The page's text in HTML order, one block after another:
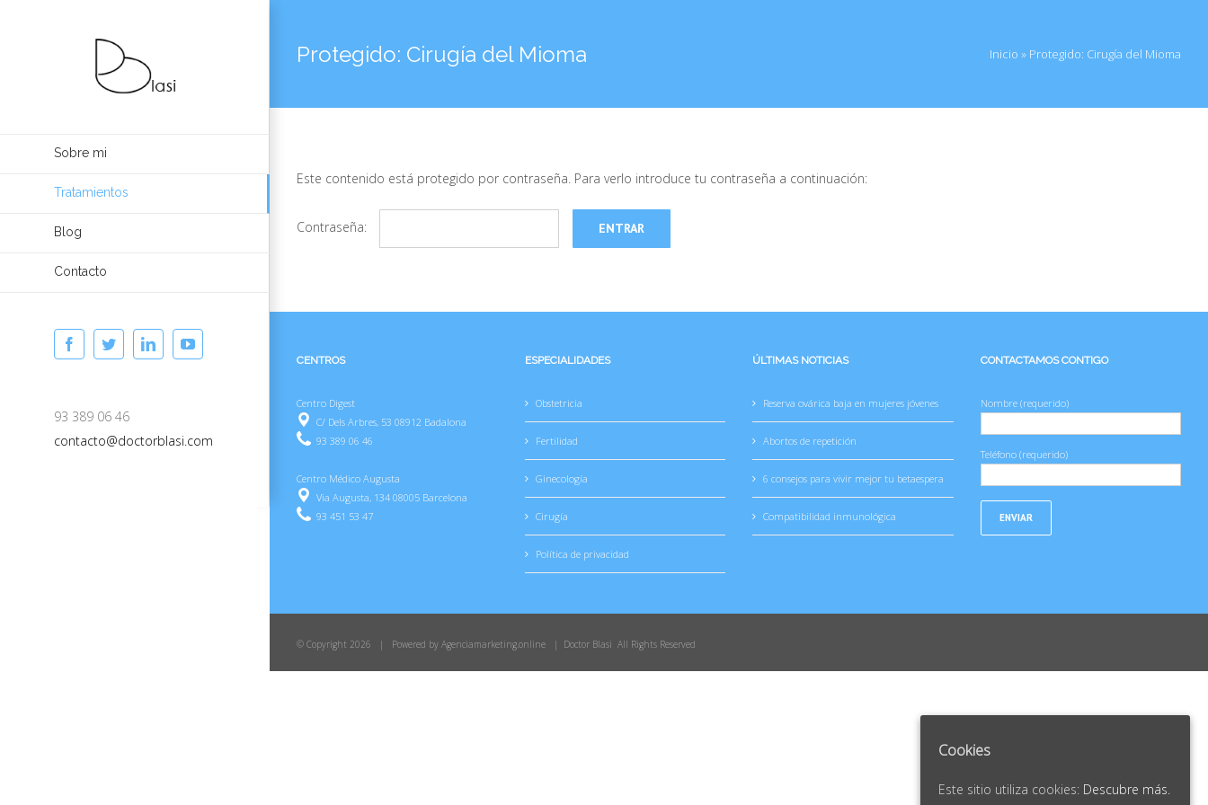
Sobre mi
Tratamientos
Blog
Contacto
FacebookTwitterLinkedinYouTube
93 389 06 46
contacto@doctorblasi.com
Protegido: Cirugía del Mioma Inicio » Protegido: Cirugía del Mioma
Este contenido está protegido por contraseña. Para verlo introduce tu contraseña a continuación:
Contraseña:
CENTROS
Centro Digest
C/ Dels Arbres, 53 08912 Badalona
93 389 06 46
Centro Médico Augusta
Via Augusta, 134 08005 Barcelona
93 451 53 47
ESPECIALIDADES
Obstetricia
Fertilidad
Ginecología
Cirugía
Política de privacidad
ÚLTIMAS NOTICIAS
Reserva ovárica baja en mujeres jóvenes
Abortos de repetición
6 consejos para vivir mejor tu betaespera
Compatibilidad inmunológica
CONTACTAMOS CONTIGO
Nombre (requerido)
Teléfono (requerido)
© Copyright 2026 | Powered by Agenciamarketing.online | Doctor Blasi All Rights Reserved
Cookies
Este sitio utiliza cookies: Descubre más.